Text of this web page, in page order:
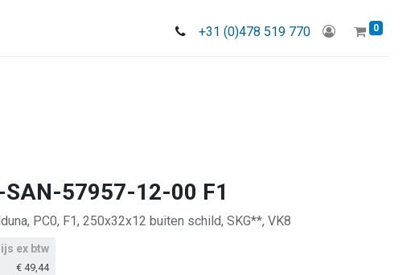
+31 (0)478 519 770 0
57957-12-00 F1
PC0, F1, 250x32x12 buiten schild, SKG**, VK8
ex btw
€ 49,44